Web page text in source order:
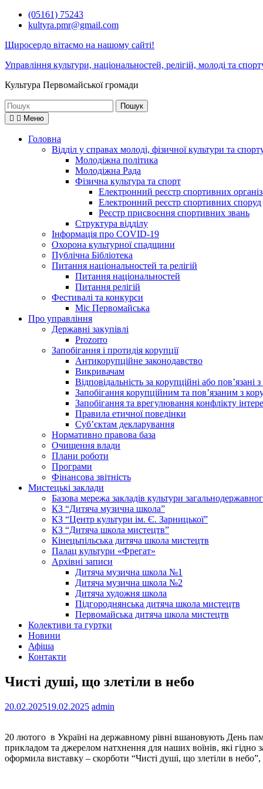
Перейти(05161) 75243
kultyra.pmr@gmail.com
Щиросердо вітаємо на нашому сайті!
Управління культури, національностей, релігій, молоді та
Культура Первомайcької громади
Шукати:
Меню
Головна
Відділ у справах молоді, фізичної культури та
Молодіжна політика
Молодіжна Рада
Фізична культура та спорт
Електронний реєстр спортивних
Електронний реєстр спортивних споруд
Реєстр присвоєння спортивних звань
Структура відділу
Інформація про COVID-19
Охорона культурної спадщини
Публічна Бібліотека
Питання національностей та релігій
Питання національностей
Питання релігій
Фестивалі та конкурси
Міс Первомайська
Про управління
Державні закупівлі
Prozorro
Запобігання і протидія корупції
Антикорупційне законодавство
Викривачам
Відповідальність за корупційні або
Запобігання корупційним та пов’язаним з
Запобігання та врегулювання конфлікту
Правила етичної поведінки
Суб’єктам декларування
Нормативно правова база
Очищення влади
Плани роботи
Програми
Фінансова звітність
Мистецькі заклади
Базова мережа закладів культури
КЗ “Дитяча музична школа”
КЗ “Центр культури ім. Є. Зарницької”
КЗ “Дитяча школа мистецтв”
Кінецьпільська дитяча школа мистецтв
Палац культури «Фрегат»
Архівні записи
Дитяча музична школа №1
Дитяча музична школа №2
Дитяча художня школа
Підгороднянська дитяча школа мистецтв
Первомайська дитяча школа мистецтв
Колективи та гуртки
Новини
Афіша
Контакти
Чисті душі, що злетіли в небо
20.02.202519.02.2025 admin
20 лютого в Україні на державному рівні вшановують День
прикладом та джерелом натхнення для наших воїнів, які гідно
оформила виставку – скорботи “Чисті душі, що злетіли в небо”,